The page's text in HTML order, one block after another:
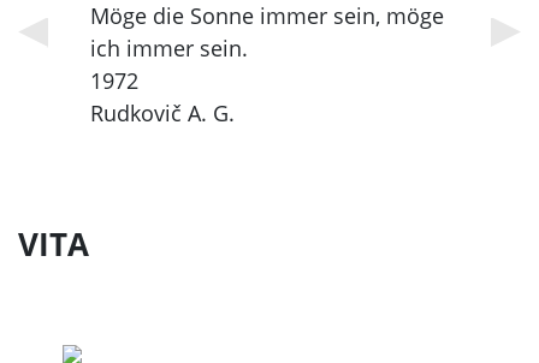
Möge die Sonne immer sein, möge
ich immer sein.
1972
Rudkovič A. G.
VITA